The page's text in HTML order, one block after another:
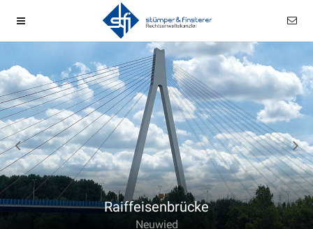
Raiffeisenbrücke
Neuwied